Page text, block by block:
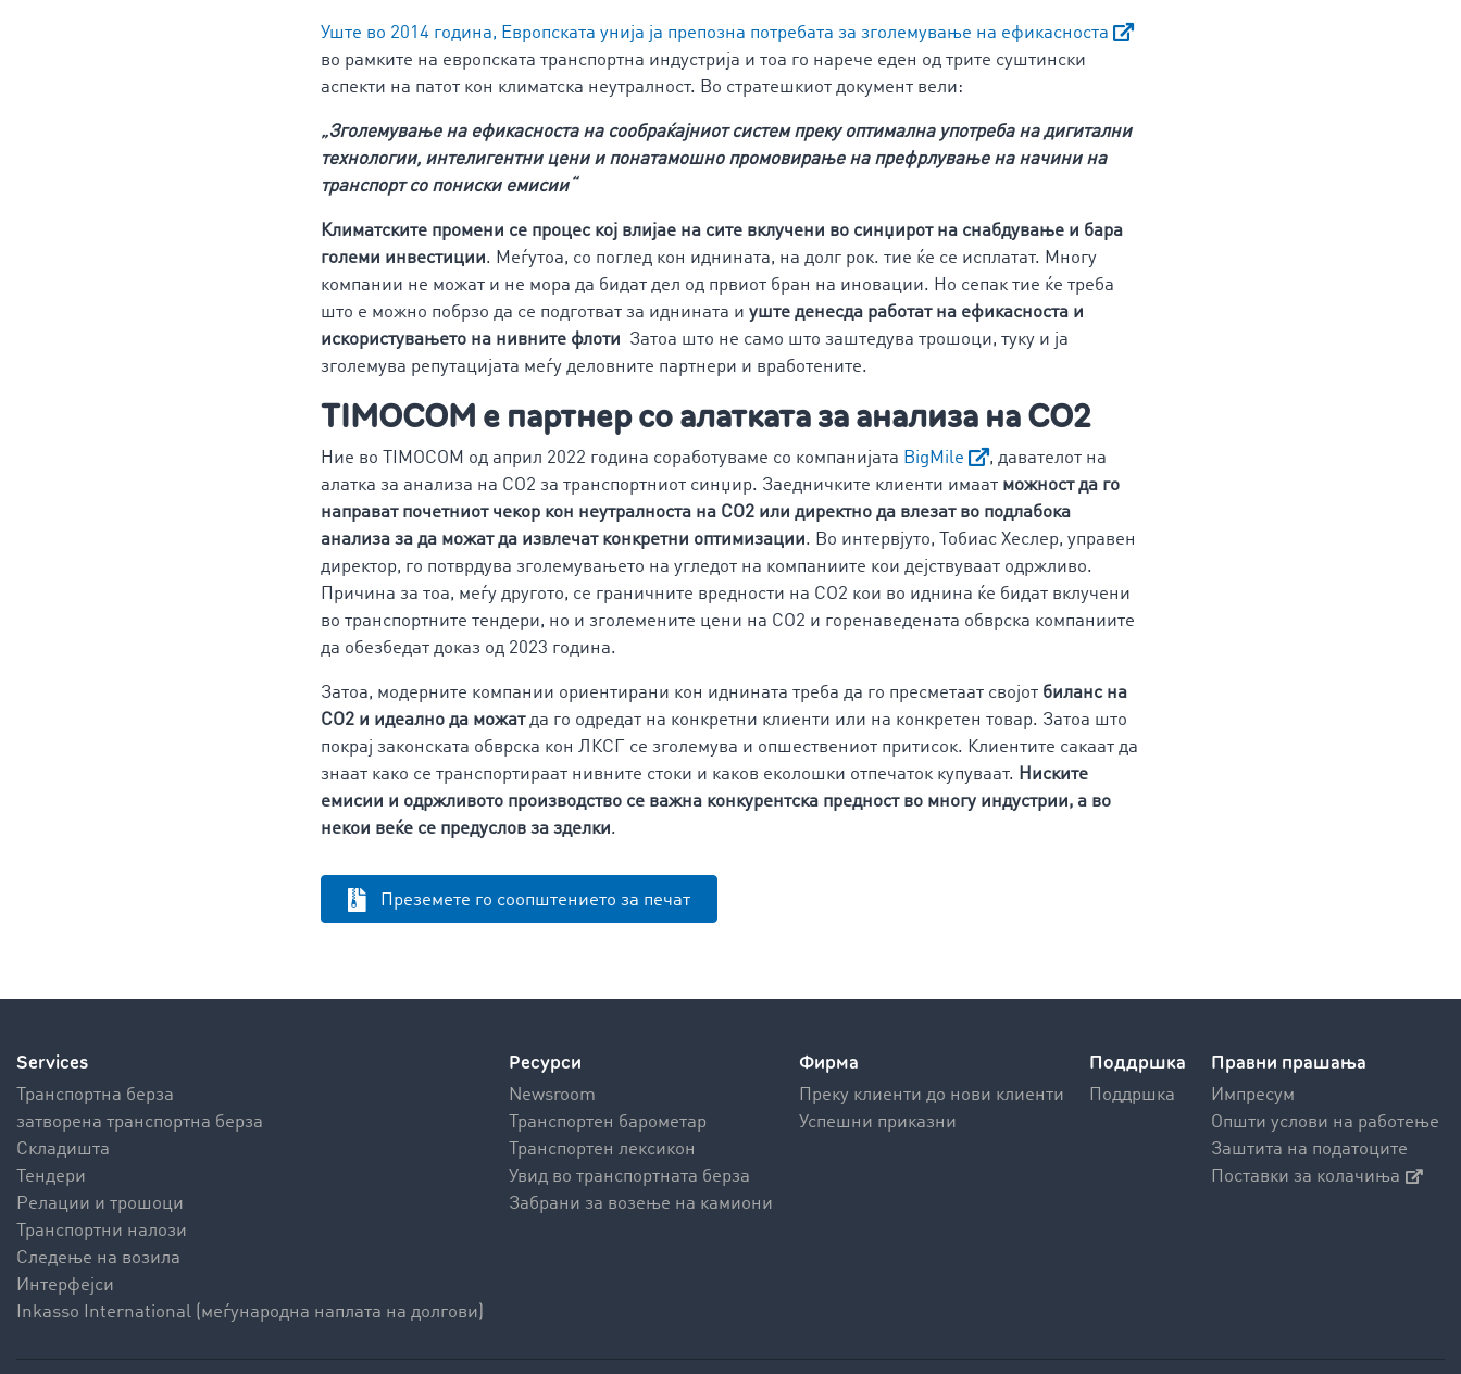
Уште во 2014 година, Европската унија ја препозна потребата за зголемување на ефикасноста
во рамките на европската транспортна индустрија и тоа го нарече еден од трите суштински
аспекти на патот кон климатска неутралност. Во стратешкиот документ вели:
„Зголемување на ефикасноста на сообраќајниот систем преку оптимална употреба на дигитални
технологии, интелигентни цени и понатамошно промовирање на префрлување на начини на
транспорт со пониски емисии“
Климатските промени се процес кој влијае на сите вклучени во синџирот на снабдување и бара
големи инвестиции. Меѓутоа, со поглед кон иднината, на долг рок. тие ќе се исплатат. Многу
компании не можат и не мора да бидат дел од првиот бран на иновации. Но сепак тие ќе треба
што е можно побрзо да се подготват за иднината и уште денесда работат на ефикасноста и
искористувањето на нивните флоти Затоа што не само што заштедува трошоци, туку и ја
зголемува репутацијата меѓу деловните партнери и вработените.
TIMOCOM е партнер со алатката за анализа на CO2
Ние во TIMOCOM од април 2022 година соработуваме со компанијата BigMile
, давателот на
алатка за анализа на CO2 за транспортниот синџир. Заедничките клиенти имаат можност да го
направат почетниот чекор кон неутралноста на CO2 или директно да влезат во подлабока
анализа за да можат да извлечат конкретни оптимизации. Во интервјуто, Тобиас Хеслер, управен
директор, го потврдува зголемувањето на угледот на компаниите кои дејствуваат одржливо.
Причина за тоа, меѓу другото, се граничните вредности на CO2 кои во иднина ќе бидат вклучени
во транспортните тендери, но и зголемените цени на CO2 и горенаведената обврска компаниите
да обезбедат доказ од 2023 година.
Затоа, модерните компании ориентирани кон иднината треба да го пресметаат својот биланс на
CO2 и идеално да можатда го одредат на конкретни клиенти или на конкретен товар. Затоа што
покрај законската обврска кон ЛКСГ се зголемува и опшествениот притисок. Клиентите сакаат да
знаат како се транспортираат нивните стоки и каков еколошки отпечаток купуваат. Ниските
емисии и одржливото производство се важна конкурентска предност во многу индустрии, а во
некои веќе се предуслов за зделки.
Преземете го соопштението за печат
Services
Транспортна берза
затворена транспортна берза
Складишта
Тендери
Релации и трошоци
Транспортни налози
Следење на возила
Интерфејси
Inkasso International (меѓународна наплата на долгови)
Ресурси
Newsroom
Транспортен барометар
Транспортен лексикон
Увид во транспортната берза
Забрани за возење на камиони
Фирма
Преку клиенти до нови клиенти
Успешни приказни
Поддршка
Поддршка
Правни прашања
Импресум
Општи услови на работење
Заштита на податоците
Поставки за колачиња